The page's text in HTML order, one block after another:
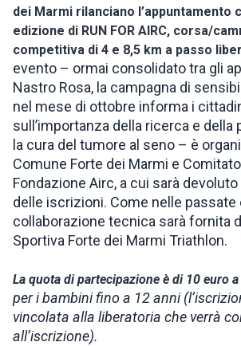
ITA
dei Marmi rilanciano l’appuntamento
edizione di RUN FOR AIRC, corsa/
competitiva di 4 e 8,5 km a passo
evento – ormai consolidato tra gli
Nastro Rosa, la campagna di
nel mese di ottobre informa i
sull’importanza della ricerca e della
la cura del tumore al seno – è
Comune Forte dei Marmi e
Fondazione Airc, a cui sarà
delle iscrizioni. Come nelle passate
collaborazione tecnica sarà fornita
Sportiva Forte dei Marmi Triathlon.
La quota di partecipazione è di 10 euro
per i bambini fino a 12 anni
vincolata alla liberatoria che verrà
all’iscrizione).